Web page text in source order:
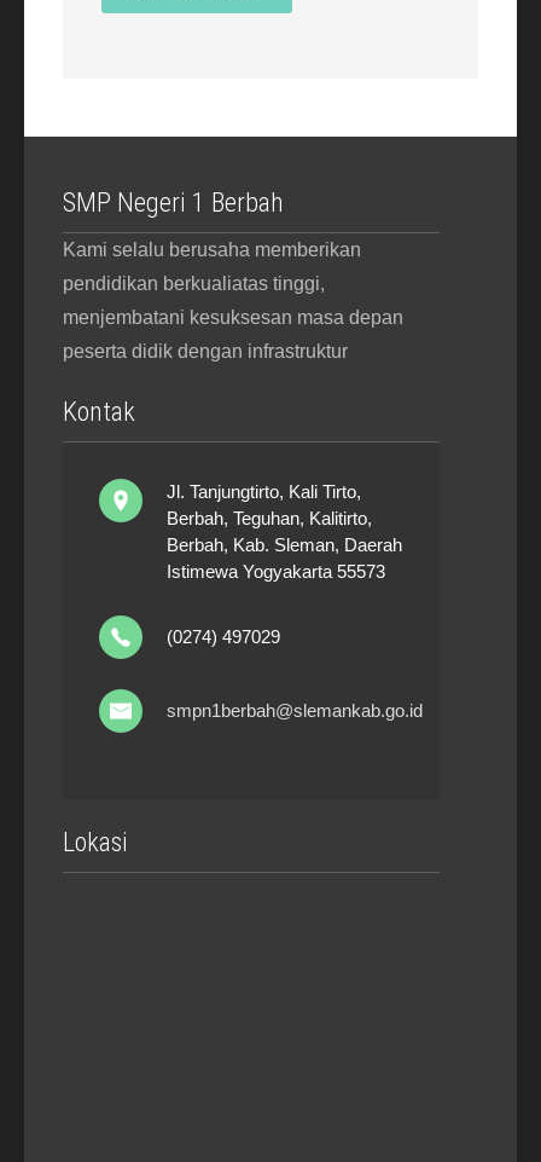
SMP Negeri 1 Berbah
Kami selalu berusaha memberikan
pendidikan berkualiatas tinggi,
menjembatani kesuksesan masa depan
peserta didik dengan infrastruktur
Kontak
Jl. Tanjungtirto, Kali Tirto,
Berbah, Teguhan, Kalitirto,
Berbah, Kab. Sleman, Daerah
Istimewa Yogyakarta 55573
(0274) 497029
smpn1berbah@slemankab.go.id
Lokasi